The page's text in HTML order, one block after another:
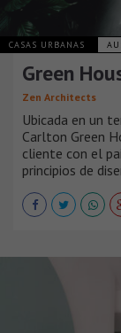
CASAS URBANAS
Green
Zen Architects
Ubicada en un
Carlton Green
cliente con el
principios de